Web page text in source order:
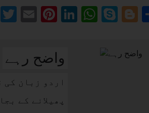
Facebook
TwitterEmailPinterest
LinkedIn
واضح رہے
اردو زبان کی
پھیلانے کے